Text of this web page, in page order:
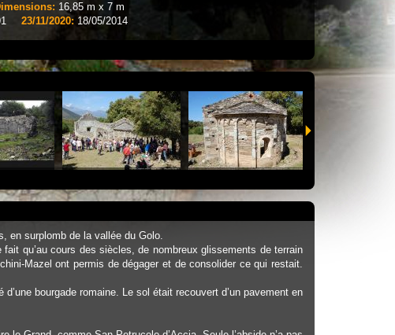
16,85 m x 7 m
23/11/2020: 18/05/2014
en surplomb de la vallée du Golo.
qu’au cours des siècles, de nombreux glissements de terrain
Mazel ont permis de dégager et de consolider ce qui restait.
bourgade romaine. Le sol était recouvert d’un pavement en